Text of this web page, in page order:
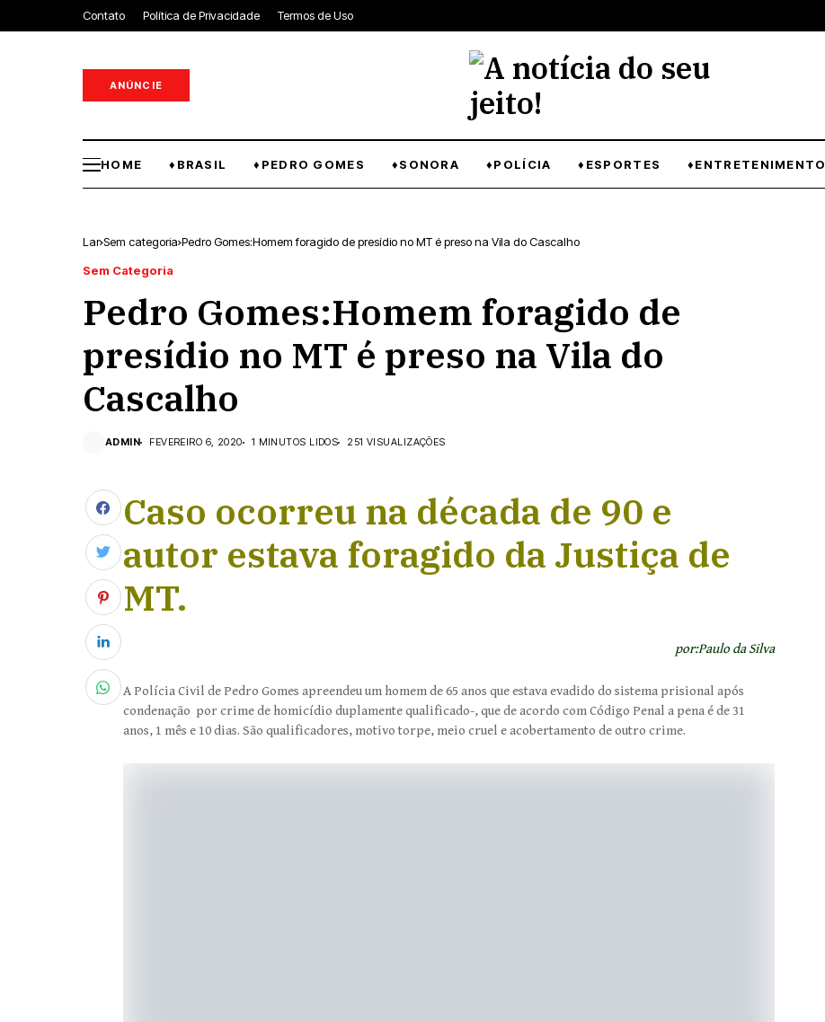
Contato Política de Privacidade Termos de Uso
ANÚNCIE
HOME ♦BRASIL ♦PEDRO GOMES ♦SONORA ♦POLÍCIA ♦ESPORTES ♦ENTRETENIMENTO
Lar Sem categoria Pedro Gomes:Homem foragido de presídio no MT é preso na Vila do Cascalho
Sem Categoria
Pedro Gomes:Homem foragido de
presídio no MT é preso na Vila do
Cascalho
ADMIN FEVEREIRO 6, 2020 1 MINUTOS LIDOS 251 VISUALIZAÇÕES
Caso ocorreu na década de 90 e
autor estava foragido da Justiça de
MT.
por:Paulo da Silva
A Polícia Civil de Pedro Gomes apreendeu um homem de 65 anos que estava evadido do sistema prisional após
condenação por crime de homicídio duplamente qualificado-, que de acordo com Código Penal a pena é de 31
anos, 1 mês e 10 dias. São qualificadores, motivo torpe, meio cruel e acobertamento de outro crime.